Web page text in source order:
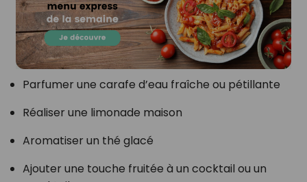
Parfumer une carafe d’eau fraîche ou pétillante
Réaliser une limonade maison
Aromatiser un thé glacé
Ajouter une touche fruitée à un cocktail ou un